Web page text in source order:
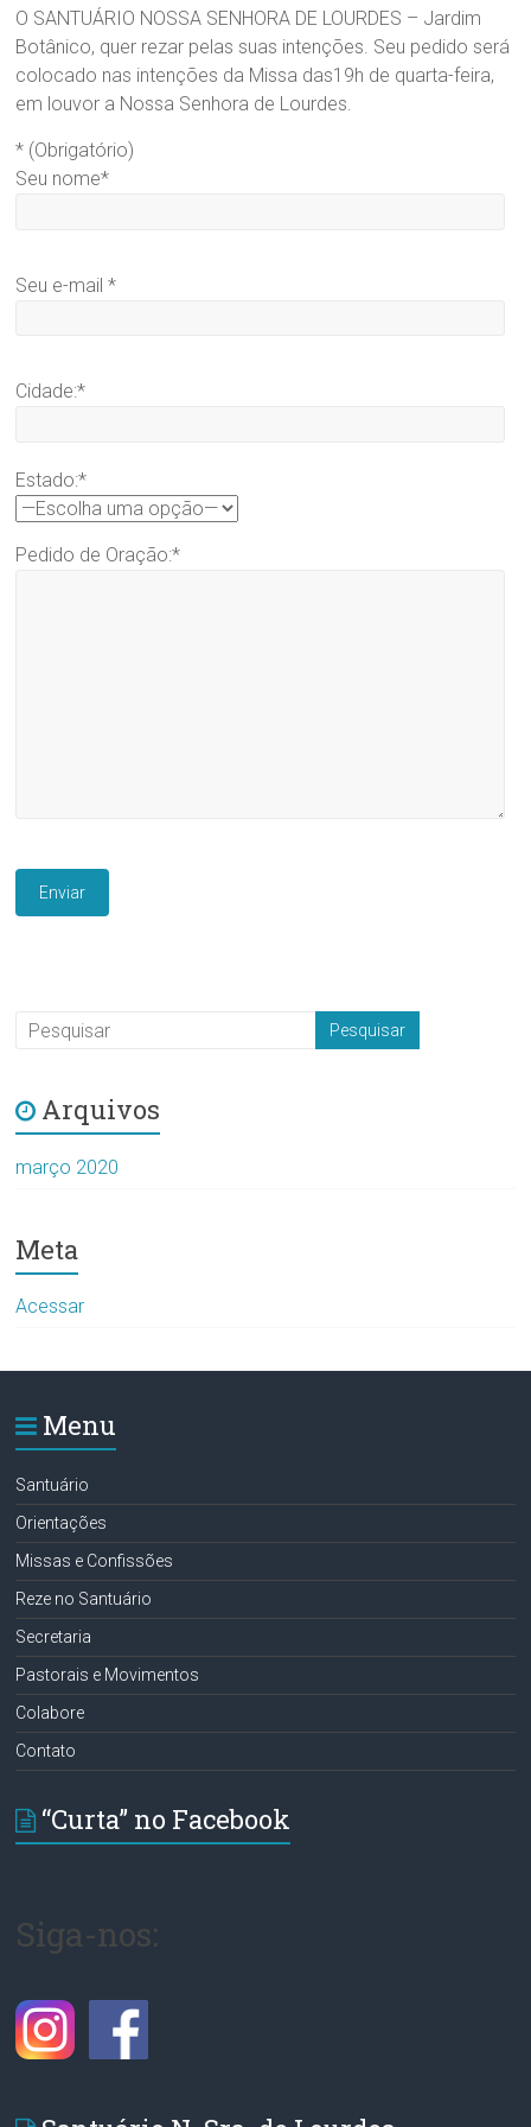
Santuário
Nossa
Senhora
de
Lourdes
–
Praça
O SANTUÁRIO NOSSA SENHORA DE LOURDES – Jardim
Botânico, quer rezar pelas suas intenções. Seu pedido será
colocado nas intenções da Missa das19h de quarta-feira,
em louvor a Nossa Senhora de Lourdes.
* (Obrigatório)
Seu nome*
Seu e-mail *
Cidade:*
Estado:*
Pedido de Oração:*
Arquivos
março 2020
Meta
Acessar
Menu
Santuário
Orientações
Missas e Confissões
Reze no Santuário
Secretaria
Pastorais e Movimentos
Colabore
Contato
“Curta” no Facebook
Siga-nos: